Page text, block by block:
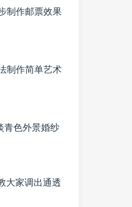
制作邮票效果
制作简单艺术
青色外景婚纱
大家调出通透